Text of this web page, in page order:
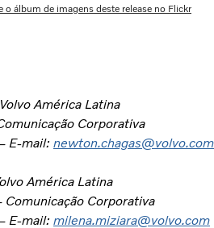
o álbum de imagens deste release no Flickr
América Latina
Corporativa
E-mail: newton.chagas@volvo.com
América Latina
Corporativa
E-mail: milena.miziara@volvo.com